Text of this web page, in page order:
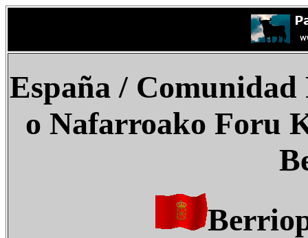
España / Comunidad
o Nafarroako Foru